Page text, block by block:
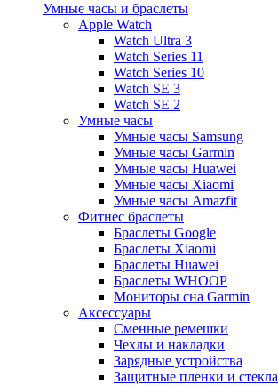
Умные часы и браслеты
Apple Watch
Watch Ultra 3
Watch Series 11
Watch Series 10
Watch SE 3
Watch SE 2
Умные часы
Умные часы Samsung
Умные часы Garmin
Умные часы Huawei
Умные часы Xiaomi
Умные часы Amazfit
Фитнес браслеты
Браслеты Google
Браслеты Xiaomi
Браслеты Huawei
Браслеты WHOOP
Мониторы сна Garmin
Аксессуары
Сменные ремешки
Чехлы и накладки
Зарядные устройства
Защитные пленки и стекла